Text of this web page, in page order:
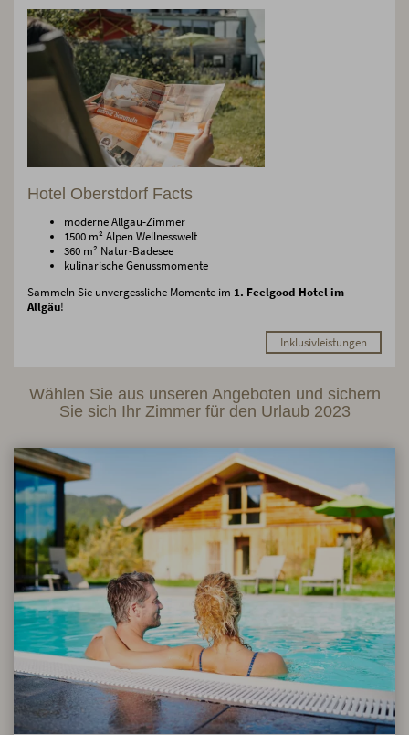
Hotel Oberstdorf Facts
moderne Allgäu-Zimmer
1500 m² Alpen Wellnesswelt
360 m² Natur-Badesee
kulinarische Genussmomente
Sammeln Sie unvergessliche Momente im 1. Feelgood-Hotel im
Allgäu!
Inklusivleistungen
Wählen Sie aus unseren Angeboten und sichern
Sie sich Ihr Zimmer für den Urlaub 2023